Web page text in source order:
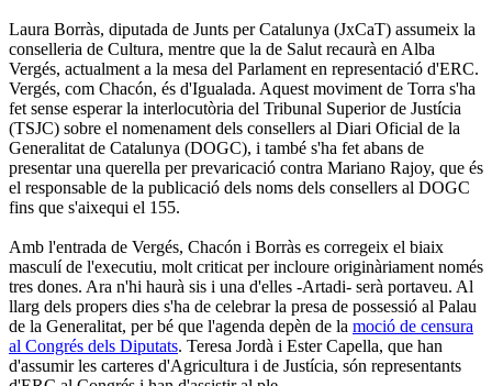
Laura Borràs, diputada de Junts per Catalunya (JxCaT) assumeix la
conselleria de Cultura, mentre que la de Salut recaurà en Alba
Vergés, actualment a la mesa del Parlament en representació d'ERC.
Vergés, com Chacón, és d'Igualada. Aquest moviment de Torra s'ha
fet sense esperar la interlocutòria del Tribunal Superior de Justícia
(TSJC) sobre el nomenament dels consellers al Diari Oficial de la
Generalitat de Catalunya (DOGC), i també s'ha fet abans de
presentar una querella per prevaricació contra Mariano Rajoy, que és
el responsable de la publicació dels noms dels consellers al DOGC
fins que s'aixequi el 155.
Amb l'entrada de Vergés, Chacón i Borràs es corregeix el biaix
masculí de l'executiu, molt criticat per incloure originàriament només
tres dones. Ara n'hi haurà sis i una d'elles -Artadi- serà portaveu. Al
llarg dels propers dies s'ha de celebrar la presa de possessió al Palau
de la Generalitat, per bé que l'agenda depèn de la moció de censura
al Congrés dels Diputats. Teresa Jordà i Ester Capella, que han
d'assumir les carteres d'Agricultura i de Justícia, són representants